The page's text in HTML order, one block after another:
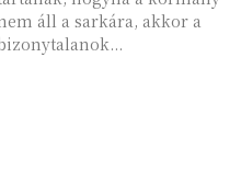
áll a sarkára, akkor a